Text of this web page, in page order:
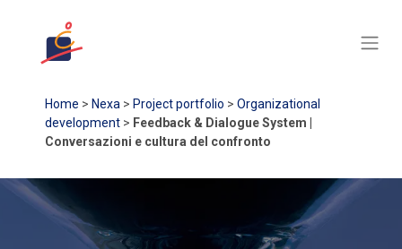
Home > Nexa > Project portfolio > Organizational
development > Feedback & Dialogue System |
Conversazioni e cultura del confronto